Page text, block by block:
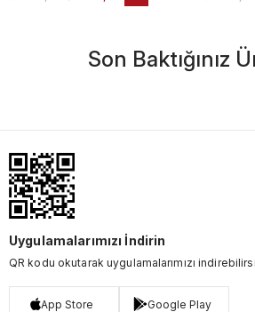
Son Baktığınız
Uygulamalarımızı İndirin
QR kodu okutarak uygulamalarımızı
App Store Google Play